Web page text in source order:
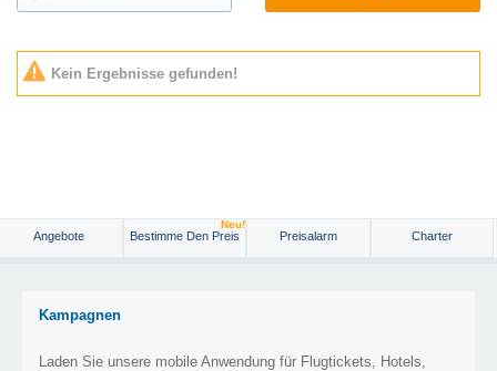
Kein Ergebnisse gefunden!
Angebote Bestimme Den Preis
Neu!
Preisalarm Charter
Kampagnen
Laden Sie unsere mobile Anwendung für Flugtickets, Hotels,